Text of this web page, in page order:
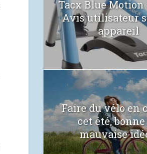
Tacx Blue Motion
Avis utilisateur
appareil
Faire du vélo en
cet été,
mauvaise